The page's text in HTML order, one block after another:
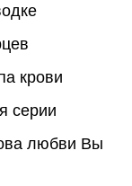
крови
серии
любви Вы